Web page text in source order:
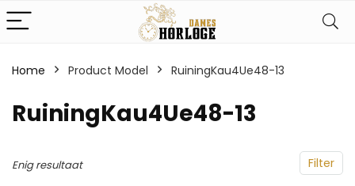
Home Product Model ‎RuiningKau4Ue48-13
‎RuiningKau4Ue48-13
Filter
Enig resultaat